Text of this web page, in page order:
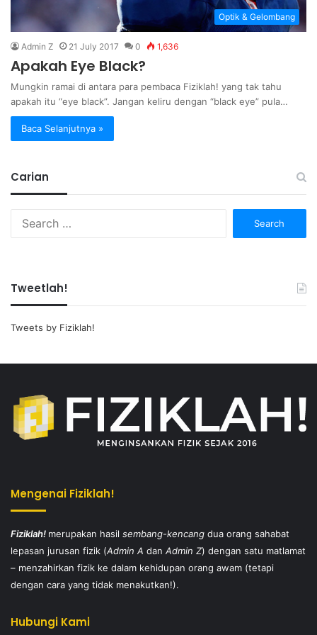
Optik & Gelombang
Admin Z 21 July 2017 0 1,636
Apakah Eye Black?
Mungkin ramai di antara para pembaca Fiziklah! yang tak tahu
apakah itu “eye black”. Jangan keliru dengan “black eye” pula…
Baca Selanjutnya »
Carian
Tweetlah!
Tweets by Fiziklah!
Mengenai Fiziklah!
Fiziklah! merupakan hasil sembang-kencang dua orang sahabat
lepasan jurusan fizik (Admin A dan Admin Z) dengan satu matlamat
– menzahirkan fizik ke dalam kehidupan orang awam (tetapi
dengan cara yang tidak menakutkan!).
Hubungi Kami